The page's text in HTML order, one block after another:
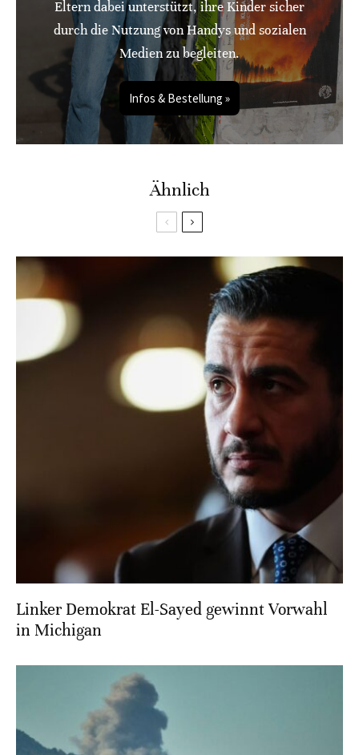
Eltern dabei unterstützt, ihre Kinder sicher
durch die Nutzung von Handys und sozialen
Medien zu begleiten.
Infos & Bestellung »
Ähnlich
Linker Demokrat El-Sayed gewinnt Vorwahl
in Michigan